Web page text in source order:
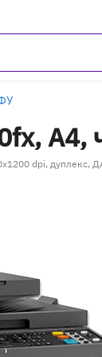
A4,
dpi, дуплекс,